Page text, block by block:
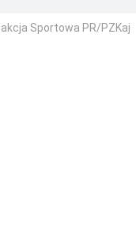
Sportowa PR/PZKaj